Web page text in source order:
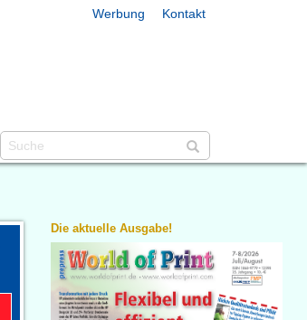
Werbung Kontakt
Die aktuelle Ausgabe!